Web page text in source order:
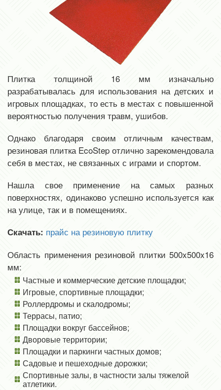
Плитка толщиной 16 мм изначально
разрабатывалась для использования на детских и
игровых площадках, то есть в местах с повышенной
вероятностью получения травм, ушибов.
Однако благодаря своим отличным качествам,
резиновая плитка EcoStep отлично зарекомендовала
себя в местах, не связанных с играми и спортом.
Нашла свое применение на самых разных
поверхностях, одинаково успешно используется как
на улице, так и в помещениях.
Скачать: прайс на резиновую плитку
Область применения резиновой плитки 500x500x16
мм:
Частные и коммерческие детские площадки;
Игровые, спортивные площадки;
Роллердромы и скалодромы;
Террасы, патио;
Площадки вокруг бассейнов;
Дворовые территории;
Площадки и паркинги частных домов;
Садовые и пешеходные дорожки;
Спортивные залы, в частности залы тяжелой
атлетики.